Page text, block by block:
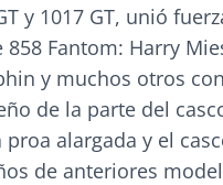
y 1017 GT, unió
Fantom: Harry
y muchos otros
de la parte del
alargada y el
de anteriores